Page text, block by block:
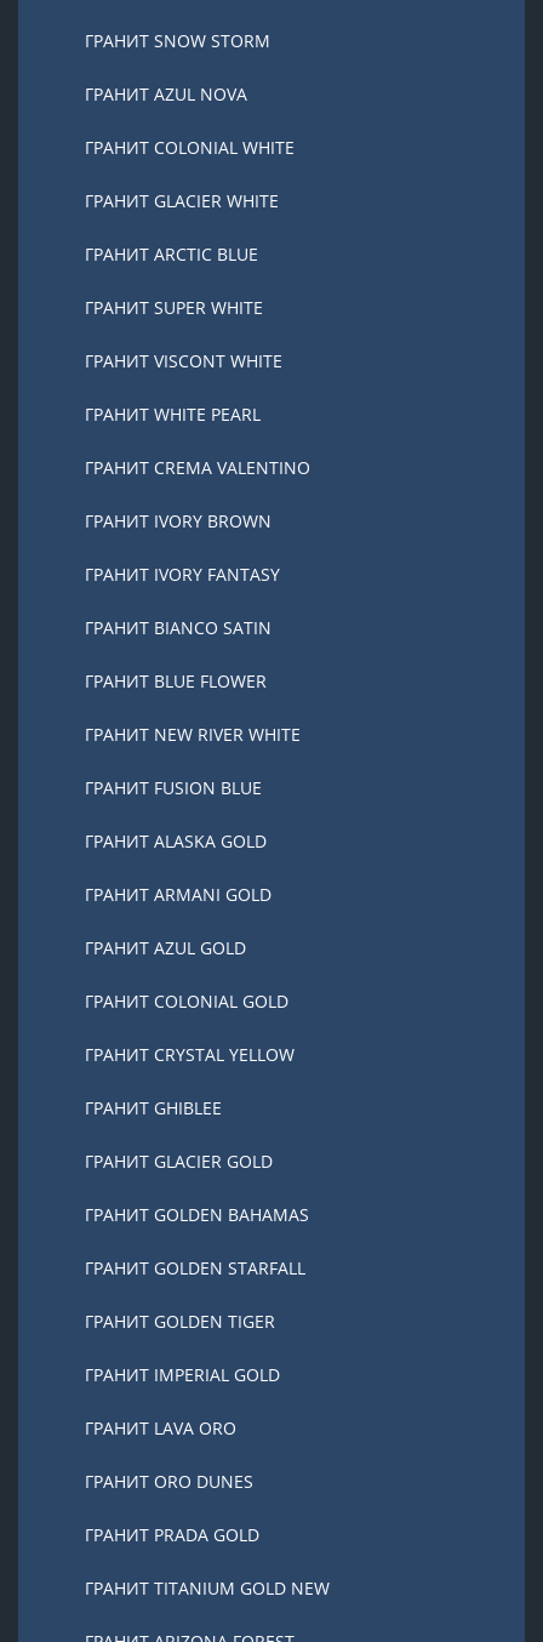
ГРАНИТ SNOW STORM
ГРАНИТ AZUL NOVA
ГРАНИТ COLONIAL WHITE
ГРАНИТ GLACIER WHITE
ГРАНИТ ARCTIC BLUE
ГРАНИТ SUPER WHITE
ГРАНИТ VISCONT WHITE
ГРАНИТ WHITE PEARL
ГРАНИТ CREMA VALENTINO
ГРАНИТ IVORY BROWN
ГРАНИТ IVORY FANTASY
ГРАНИТ BIANCO SATIN
ГРАНИТ BLUE FLOWER
ГРАНИТ NEW RIVER WHITE
ГРАНИТ FUSION BLUE
ГРАНИТ ALASKA GOLD
ГРАНИТ ARMANI GOLD
ГРАНИТ AZUL GOLD
ГРАНИТ COLONIAL GOLD
ГРАНИТ CRYSTAL YELLOW
ГРАНИТ GHIBLEE
ГРАНИТ GLACIER GOLD
ГРАНИТ GOLDEN BAHAMAS
ГРАНИТ GOLDEN STARFALL
ГРАНИТ GOLDEN TIGER
ГРАНИТ IMPERIAL GOLD
ГРАНИТ LAVA ORO
ГРАНИТ ORO DUNES
ГРАНИТ PRADA GOLD
ГРАНИТ TITANIUM GOLD NEW